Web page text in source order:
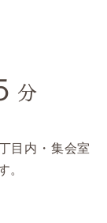
分
目内・集会室